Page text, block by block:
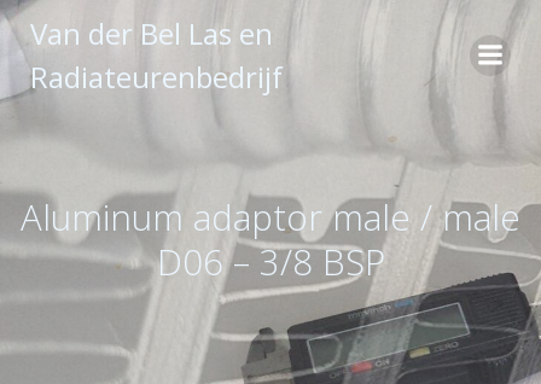
Ga
naar
inhoud
Van der Bel Las en
Radiateurenbedrijf
Aluminum adaptor male / male
D06 – 3/8 BSP